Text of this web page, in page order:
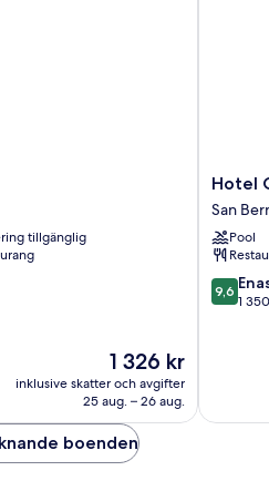
tillgänglig
Priset
är
1 326 kr
1 326 kr
inklusive skatter och avgifter
25 aug. – 26 aug.
Hotel
Giralda
Center
San
Hotel
San
Pool
9.6
av
9,6
1
boenden